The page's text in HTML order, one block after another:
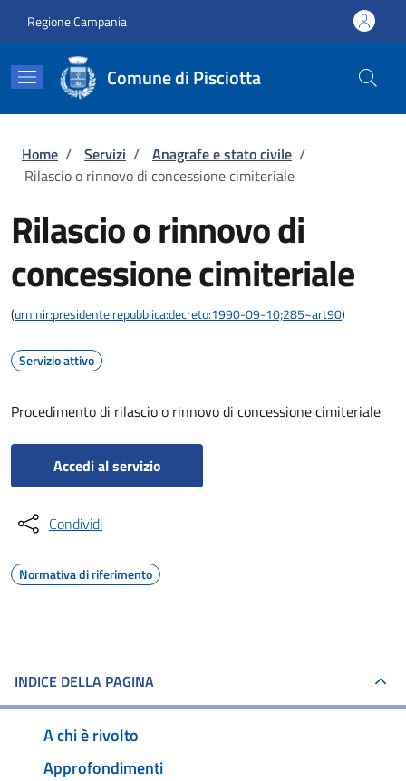
Regione Campania
Comune di Pisciotta
Briciole di pane
Home / Servizi / Anagrafe e stato civile /
Rilascio o rinnovo di concessione cimiteriale
Rilascio o rinnovo di
concessione cimiteriale
(urn:nir:presidente.repubblica:decreto:1990-09-10;285~art90)
Servizio attivo
Procedimento di rilascio o rinnovo di concessione cimiteriale
Accedi al servizio
Condividi
Normativa di riferimento
INDICE DELLA PAGINA
A chi è rivolto
Approfondimenti